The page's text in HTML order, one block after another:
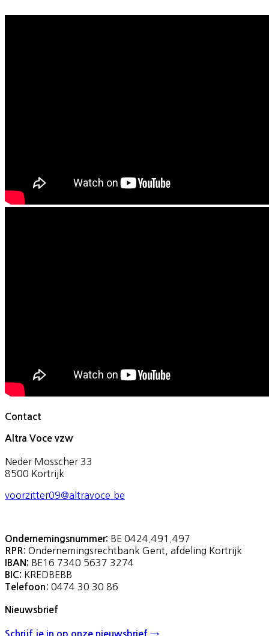
Contact
Altra Voce vzw
Neder Mosscher 33
8500 Kortrijk
voorzitter09@altravoce.be
Ondernemingsnummer: BE 0424.491.497
RPR: Ondernemingsrechtbank Gent, afdeling Kortrijk
IBAN: BE16 7340 5637 3274
BIC: KREDBEBB
Telefoon : 0474 30 30 86
Nieuwsbrief
Schrijf je in op onze nieuwsbrief →